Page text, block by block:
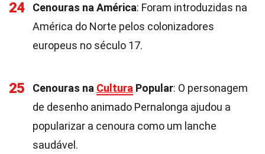
24 Cenouras na América: Foram introduzidas na
América do Norte pelos colonizadores
europeus no século 17.
25 Cenouras na Cultura Popular: O personagem
de desenho animado Pernalonga ajudou a
popularizar a cenoura como um lanche
saudável.